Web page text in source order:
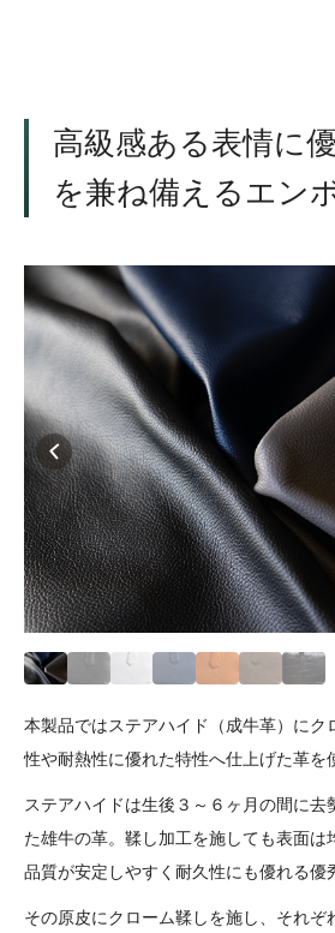
高級感ある表情に
を兼ね備えるエン
本製品ではステアハイド（成牛革）にク
性や耐熱性に優れた特性へ仕上げた革を
ステアハイドは生後３～６ヶ月の間に去
た雄牛の革。鞣し加工を施しても表面は
品質が安定しやすく耐久性にも優れる優
その原皮にクローム鞣しを施し、それぞ